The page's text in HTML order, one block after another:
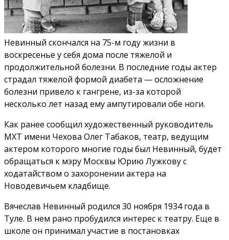
Невинный скончался на 75-м году жизни в
воскресенье у себя дома после тяжелой и
продолжительной болезни. В последние годы актер
страдал тяжелой формой диабета — осложнение
болезни привело к гангрене, из-за которой
несколько лет назад ему ампутировали обе ноги.
Как ранее сообщил художественный руководитель
МХТ имени Чехова Олег Табаков, театр, ведущим
актером которого многие годы был Невинный, будет
обращаться к мэру Москвы Юрию Лужкову с
ходатайством о захоронении актера на
Новодевичьем кладбище.
Вячеслав Невинный родился 30 ноября 1934 года в
Туле. В нем рано пробудился интерес к театру. Еще в
школе он принимал участие в постановках